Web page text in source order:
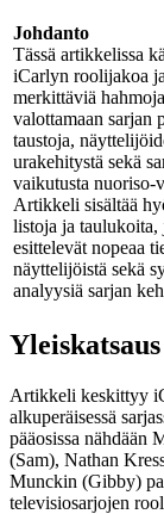
Johdanto
Tässä artikkelissa
iCarlyn roolijakoa
merkittäviä
valottamaan sarjan
taustoja,
urakehitystä sekä
vaikutusta nuoriso-
Artikkeli sisältää
listoja ja taulukoita,
esittelevät nopeaa
näyttelijöistä sekä
analyysiä sarjan
Artikkeli keskittyy
alkuperäisessä
pääosissa nähdään
(Sam), Nathan
Munckin (Gibby)
televisiosarjojen